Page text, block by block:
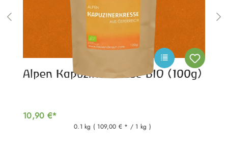
Alpen Kapuzinerkresse BIO (100g)
10,90 €*
0.1 kg ( 109,00 € * / 1 kg )